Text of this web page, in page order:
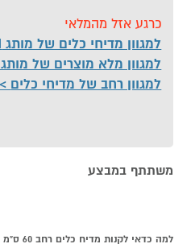
כרגע אזל מהמלאי
למגוון מדיחי כלים של מותג BOSCH
למגוון מלא מוצרים של מותג BOSCH
למגוון רחב של מדיחי כלים
משתתף במבצע